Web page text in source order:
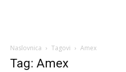
Naslovnica Tagovi Amex
Tag: Amex